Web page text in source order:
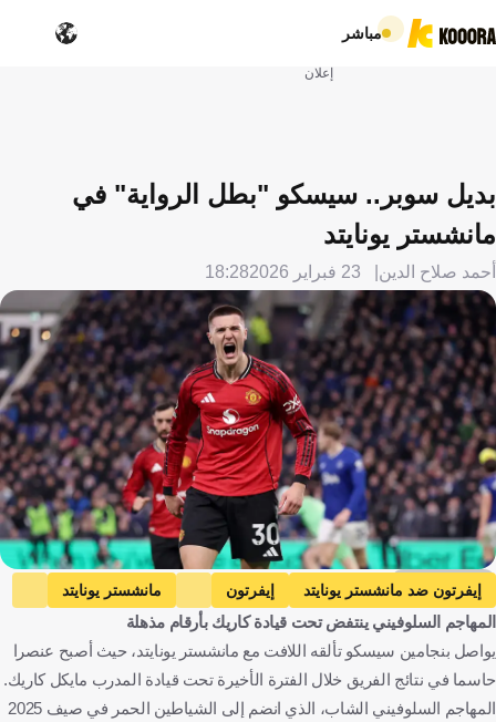
مباشر
إعلان
بديل سوبر.. سيسكو "بطل الرواية" في
مانشستر يونايتد
أحمد صلاح الدين 23 فبراير 2026 18:28
Getty Images
إيفرتون ضد مانشستر يونايتد إيفرتون
مانشستر يونايتد
الدوري الإنجليزي الممتاز
بنيامين سيسكو إنجلترا
كرة قدم
المهاجم السلوفيني ينتفض تحت قيادة كاريك بأرقام مذهلة
يواصل بنجامين سيسكو تألقه اللافت مع مانشستر يونايتد، حيث أصبح عنصرا
حاسما في نتائج الفريق خلال الفترة الأخيرة تحت قيادة المدرب مايكل كاريك.
المهاجم السلوفيني الشاب، الذي انضم إلى الشياطين الحمر في صيف 2025